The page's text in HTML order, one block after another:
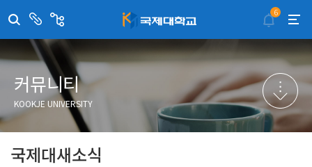
센
부
서
취·창업지원센터
국제대학교 입학안내
학술정보원
국제교류센터
산학협력단
평생교육원
교수학습지원센터
트
이메일무단수집거부
무선인터넷이용안내
포탈사이트
증명발급사이트
국제무인항공
6
커뮤니티
KOOKJE UNIVERSITY
국제대새소식